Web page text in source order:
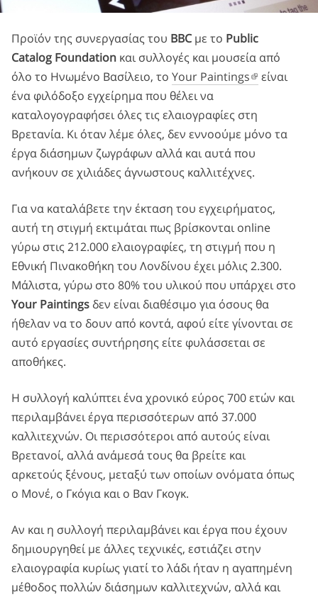
Προϊόν της συνεργασίας του BBCμε το Public
Catalog Foundation και συλλογές και μουσεία από
όλο το Ηνωμένο Βασίλειο, το Your Paintings
είναι
ένα φιλόδοξο εγχείρημα που θέλει να
καταλογογραφήσει όλες τις ελαιογραφίες στη
Βρετανία. Κι όταν λέμε όλες, δεν εννοούμε μόνο τα
έργα διάσημων ζωγράφων αλλά και αυτά που
ανήκουν σε χιλιάδες άγνωστους καλλιτέχνες.
Για να καταλάβετε την έκταση του εγχειρήματος,
αυτή τη στιγμή εκτιμάται πως βρίσκονται online
γύρω στις 212.000 ελαιογραφίες, τη στιγμή που η
Εθνική Πινακοθήκη του Λονδίνου έχει μόλις 2.300.
Μάλιστα, γύρω στο 80% του υλικού που υπάρχει στο
Your Paintings δεν είναι διαθέσιμο για όσους θα
ήθελαν να το δουν από κοντά, αφού είτε γίνονται σε
αυτό εργασίες συντήρησης είτε φυλάσσεται σε
αποθήκες.
Η συλλογή καλύπτει ένα χρονικό εύρος 700 ετών και
περιλαμβάνει έργα περισσότερων από 37.000
καλλιτεχνών. Οι περισσότεροι από αυτούς είναι
Βρετανοί, αλλά ανάμεσά τους θα βρείτε και
αρκετούς ξένους, μεταξύ των οποίων ονόματα όπως
ο Μονέ, ο Γκόγια και ο Βαν Γκογκ.
Αν και η συλλογή περιλαμβάνει και έργα που έχουν
δημιουργηθεί με άλλες τεχνικές, εστιάζει στην
ελαιογραφία κυρίως γιατί το λάδι ήταν η αγαπημένη
μέθοδος πολλών διάσημων καλλιτεχνών, αλλά και